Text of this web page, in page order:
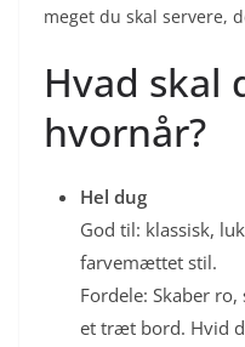
meget du skal servere,
Hvad skal
hvornår?
Hel dug
God til: klassisk,
farvemættet stil.
Fordele: Skaber
et træt bord. Hvid